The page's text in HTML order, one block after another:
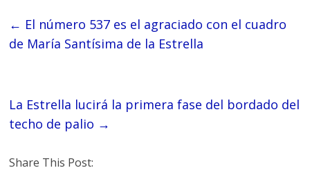
← El número 537 es el agraciado con el cuadro
de María Santísima de la Estrella
La Estrella lucirá la primera fase del bordado del
techo de palio →
Share This Post: